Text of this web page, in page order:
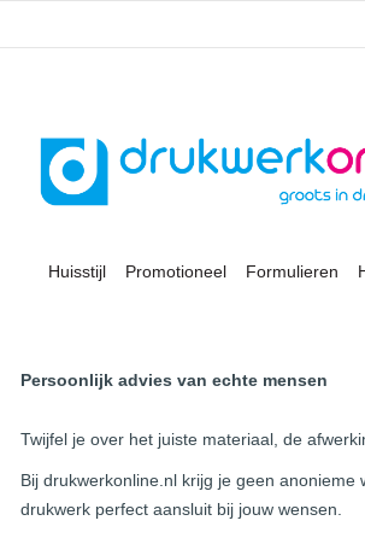
Huisstijl Promotioneel Formulieren
Persoonlijk advies van echte mensen
Twijfel je over het juiste materiaal, de
Bij drukwerkonline.nl krijg je geen
drukwerk perfect aansluit bij jouw wensen.